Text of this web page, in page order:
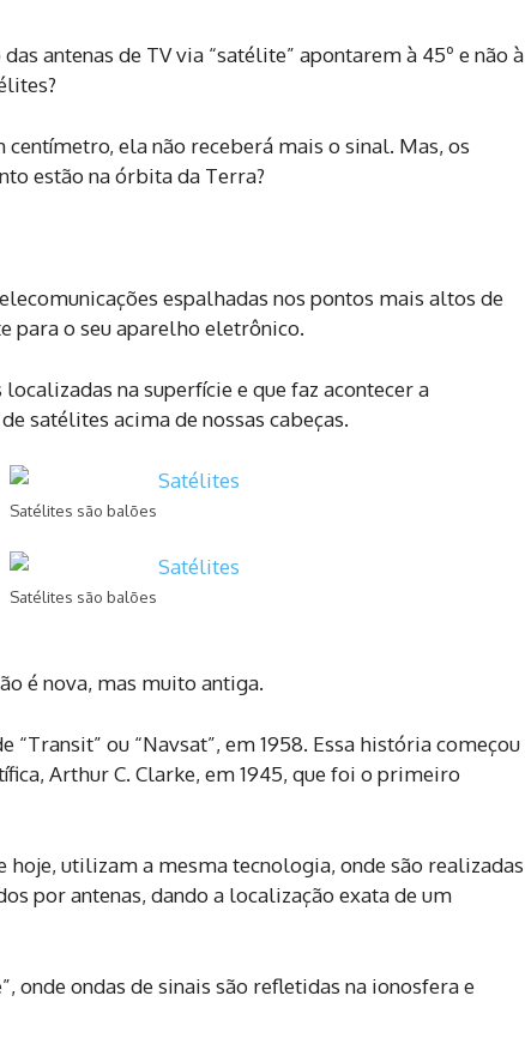
antenas de TV via “satélite” apontarem à 45º e não à
centímetro, ela não receberá mais o sinal. Mas, os
estão na órbita da Terra?
espalhadas nos pontos mais altos de
para o seu aparelho eletrônico.
na superfície e que faz acontecer a
satélites acima de nossas cabeças.
Satélites são balões
Satélites são balões
é nova, mas muito antiga.
“Transit” ou “Navsat”, em 1958. Essa história começou
Arthur C. Clarke, em 1945, que foi o primeiro
hoje, utilizam a mesma tecnologia, onde são realizadas
por antenas, dando a localização exata de um
onde ondas de sinais são refletidas na ionosfera e